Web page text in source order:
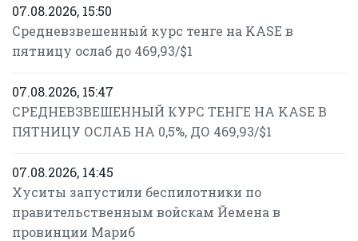
07.08.2026, 15:50
Средневзвешенный курс тенге на KASE в
пятницу ослаб до 469,93/$1
07.08.2026, 15:47
СРЕДНЕВЗВЕШЕННЫЙ КУРС ТЕНГЕ НА KASE В
ПЯТНИЦУ ОСЛАБ НА 0,5%, ДО 469,93/$1
07.08.2026, 14:45
Хуситы запустили беспилотники по
правительственным войскам Йемена в
провинции Мариб